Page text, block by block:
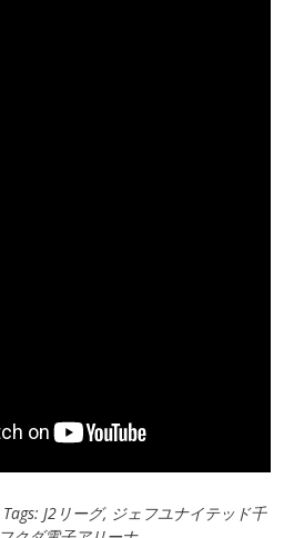
Tags: J2リーグ, ジェフユナイテッド千